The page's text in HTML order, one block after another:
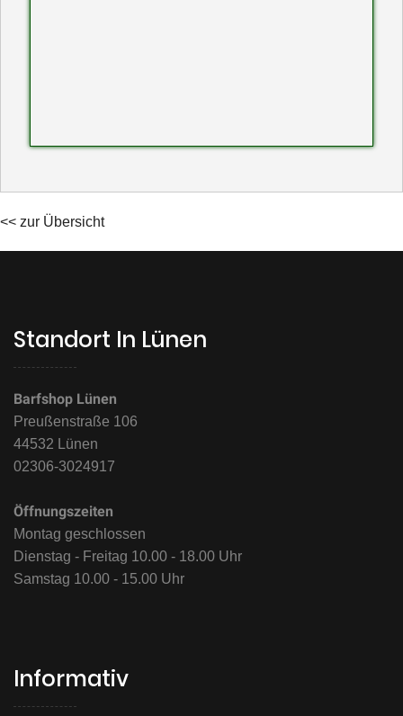
<< zur Übersicht
Standort In Lünen
Barfshop Lünen
Preußenstraße 106
44532 Lünen
02306-3024917
Öffnungszeiten
Montag geschlossen
Dienstag - Freitag 10.00 - 18.00 Uhr
Samstag 10.00 - 15.00 Uhr
Informativ